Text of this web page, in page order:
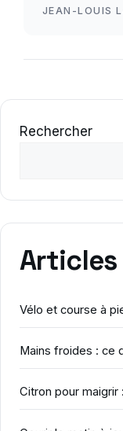
JEAN-LOUIS
Rechercher
Vélo et course à
Mains froides : ce
Citron pour